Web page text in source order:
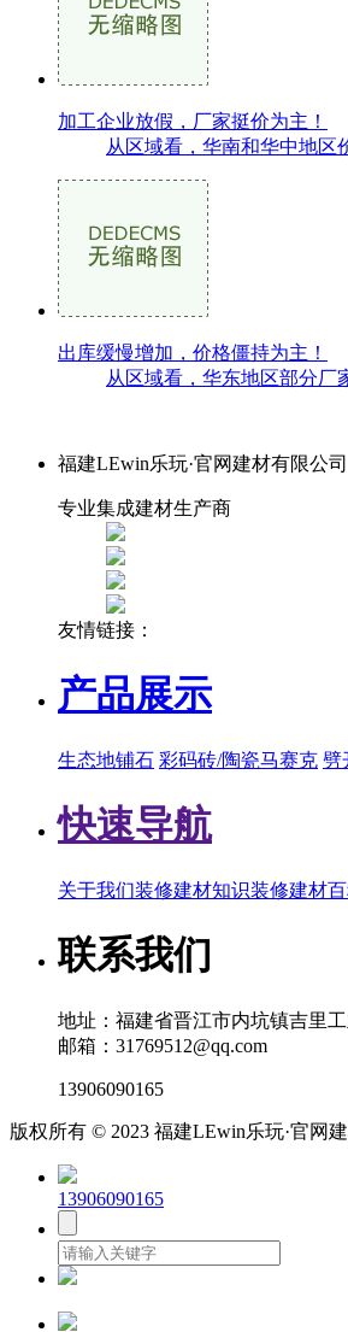
加工企业放假，厂家挺价为主！
从区域看，华南和华中地区
出库缓慢增加，价格僵持为主！
从区域看，华东地区部分厂
福建LEwin乐玩·官网建材有限公司
专业集成建材生产商
友情链接：
产品展示
生态地铺石 彩码砖/陶瓷马赛克 劈
快速导航
关于我们装修建材知识装修建材
联系我们
地址：福建省晋江市内坑镇吉里
邮箱：31769512@qq.com
13906090165
版权所有 © 2023 福建LEwin乐玩·官网
13906090165